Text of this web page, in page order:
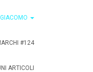
#124
ARTICOLI